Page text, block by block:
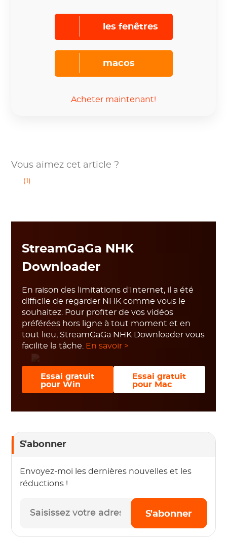
les fenêtres
macos
Acheter maintenant!
Vous aimez cet article ?
(1)
StreamGaGa NHK
Downloader
En raison des limitations d'Internet, il a été
difficile de regarder NHK comme vous le
souhaitez. Pour profiter de vos vidéos
préférées hors ligne à tout moment et en
tout lieu, StreamGaGa NHK Downloader vous
facilite la tâche.
En savoir >
Essai gratuit
pour Win
Essai gratuit
pour Mac
S'abonner
Envoyez-moi les dernières nouvelles et les
réductions !
S'abonner